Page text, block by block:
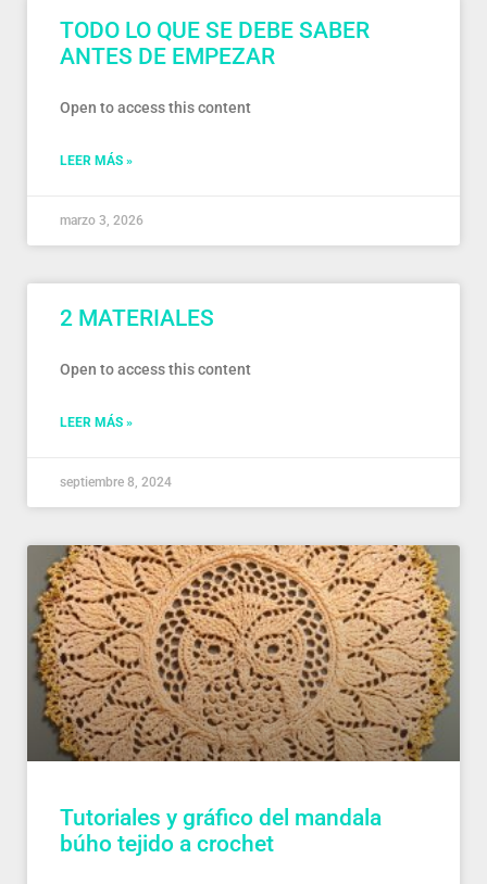
TODO LO QUE SE DEBE SABER
ANTES DE EMPEZAR
Open to access this content
LEER MÁS »
marzo 3, 2026
2 MATERIALES
Open to access this content
LEER MÁS »
septiembre 8, 2024
Tutoriales y gráfico del mandala
búho tejido a crochet